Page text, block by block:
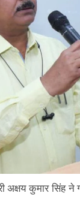
कुमार सिंह ने